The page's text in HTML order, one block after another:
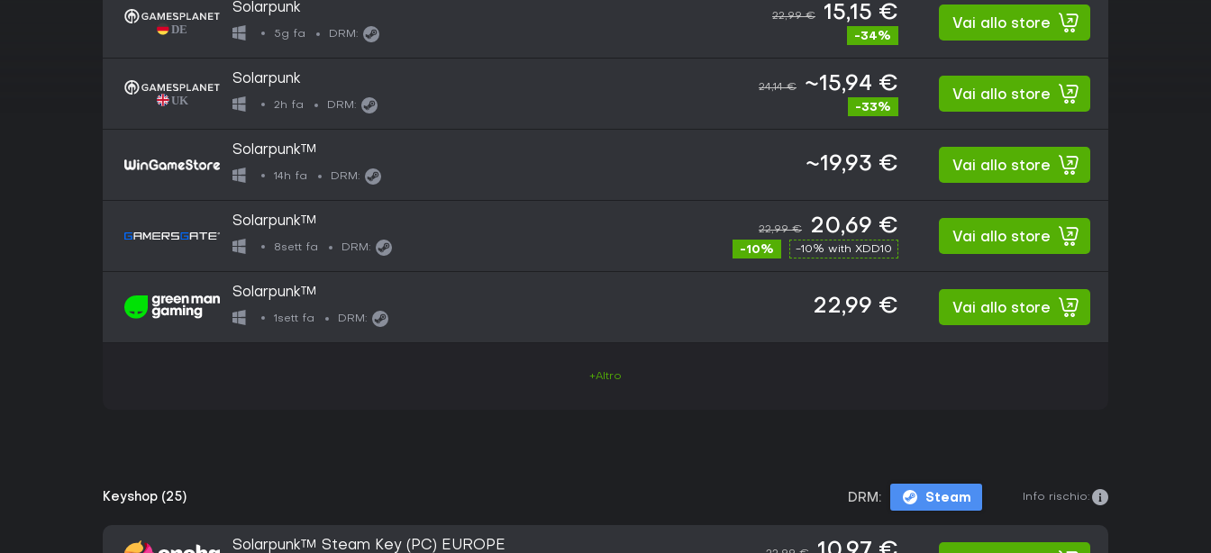
Solarpunk
5g fa DRM:
22,99 € 15,15 €
-34%
Vai allo store
Solarpunk
2h fa DRM:
24,14 € ~15,94 €
-33%
Vai allo store
Solarpunk™
14h fa DRM:
~19,93 € Vai allo store
Solarpunk™
8sett fa DRM:
22,99 € 20,69 €
-10% -10% with XDD10
Vai allo store
Solarpunk™
1sett fa DRM:
22,99 € Vai allo store
+Altro
Keyshop (25) DRM: Steam Info rischio:
Solarpunk™ Steam Key (PC) EUROPE